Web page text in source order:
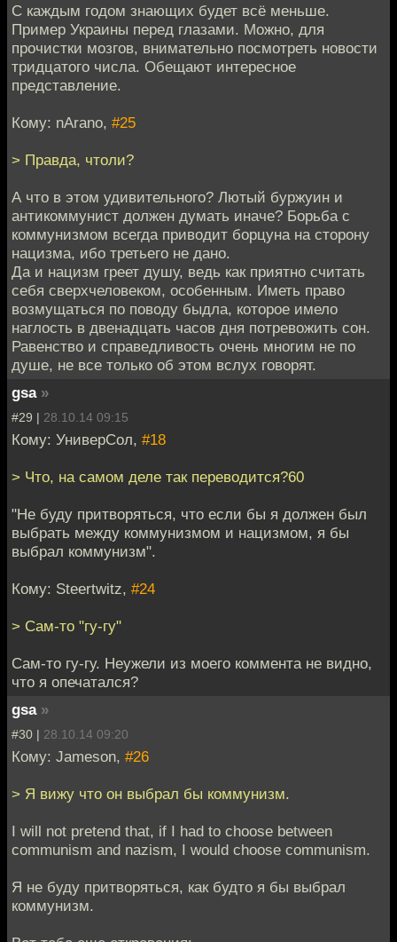
С каждым годом знающих будет всё меньше.
Пример Украины перед глазами. Можно, для
прочистки мозгов, внимательно посмотреть новости
тридцатого числа. Обещают интересное
представление.
Кому: nArano, #25
> Правда, чтоли?
А что в этом удивительного? Лютый буржуин и
антикоммунист должен думать иначе? Борьба с
коммунизмом всегда приводит борцуна на сторону
нацизма, ибо третьего не дано.
Да и нацизм греет душу, ведь как приятно считать
себя сверхчеловеком, особенным. Иметь право
возмущаться по поводу быдла, которое имело
наглость в двенадцать часов дня потревожить сон.
Равенство и справедливость очень многим не по
душе, не все только об этом вслух говорят.
gsa »
#29 | 28.10.14 09:15
Кому: УниверСол, #18
> Что, на самом деле так переводится?60
"Не буду притворяться, что если бы я должен был
выбрать между коммунизмом и нацизмом, я бы
выбрал коммунизм".
Кому: Steertwitz, #24
> Сам-то "гу-гу"
Сам-то гу-гу. Неужели из моего коммента не видно,
что я опечатался?
gsa »
#30 | 28.10.14 09:20
Кому: Jameson, #26
> Я вижу что он выбрал бы коммунизм.
I will not pretend that, if I had to choose between
communism and nazism, I would choose communism.
Я не буду притворяться, как будто я бы выбрал
коммунизм.